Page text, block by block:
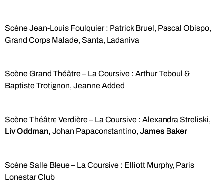
Scène Jean-Louis Foulquier : Patrick Bruel, Pascal Obispo,
Grand Corps Malade, Santa, Ladaniva
Scène Grand Théâtre – La Coursive : Arthur Teboul &
Baptiste Trotignon, Jeanne Added
Scène Théâtre Verdière – La Coursive : Alexandra Streliski,
Liv Oddman, Johan Papaconstantino, James Baker
Scène Salle Bleue – La Coursive : Elliott Murphy, Paris
Lonestar Club